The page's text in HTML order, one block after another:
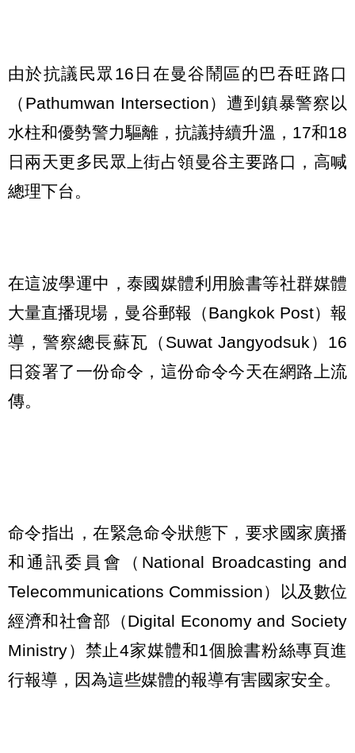
由於抗議民眾16日在曼谷鬧區的巴吞旺路口
（Pathumwan Intersection）遭到鎮暴警察以
水柱和優勢警力驅離，抗議持續升溫，17和18
日兩天更多民眾上街占領曼谷主要路口，高喊
總理下台。
在這波學運中，泰國媒體利用臉書等社群媒體
大量直播現場，曼谷郵報（Bangkok Post）報
導，警察總長蘇瓦（Suwat Jangyodsuk）16
日簽署了一份命令，這份命令今天在網路上流
傳。
命令指出，在緊急命令狀態下，要求國家廣播
和通訊委員會（National Broadcasting and
Telecommunications Commission）以及數位
經濟和社會部（Digital Economy and Society
Ministry）禁止4家媒體和1個臉書粉絲專頁進
行報導，因為這些媒體的報導有害國家安全。